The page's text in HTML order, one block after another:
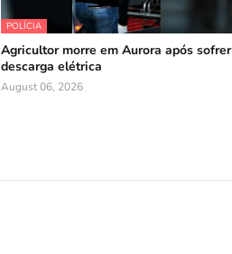
POLÍCIA
Agricultor morre em Aurora após sofrer
descarga elétrica
August 06, 2026